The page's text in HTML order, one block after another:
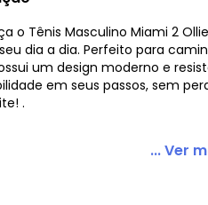
o Tênis Masculino Miami 2
dia a dia. Perfeito para
um design moderno e
em seus passos, sem
.
... Ver